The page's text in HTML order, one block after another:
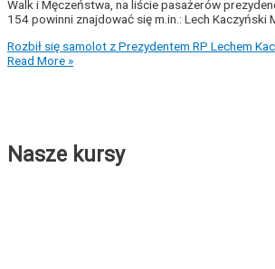
Walk i Męczeństwa, na liście pasażerów
154 powinni znajdować się m.in.: Lech Kaczyński
Rozbił się samolot z Prezydentem RP Lechem
Read More »
Nasze kursy